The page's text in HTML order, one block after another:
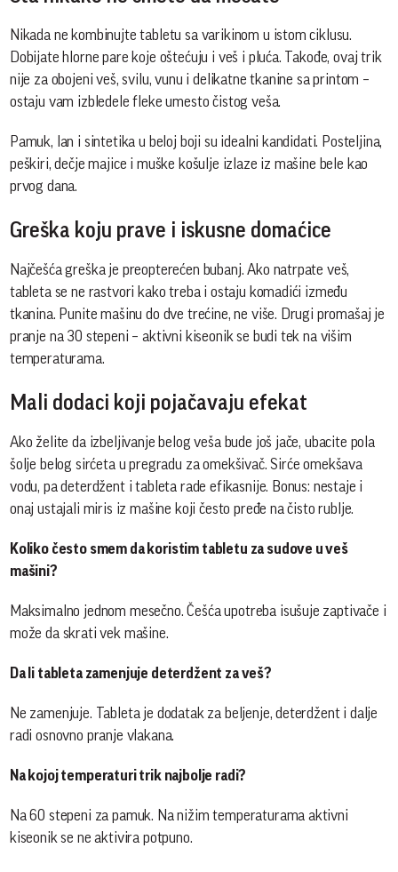
Nikada ne kombinujte tabletu sa varikinom u istom ciklusu.
Dobijate hlorne pare koje oštećuju i veš i pluća. Takođe, ovaj trik
nije za obojeni veš, svilu, vunu i delikatne tkanine sa printom –
ostaju vam izbledele fleke umesto čistog veša.
Pamuk, lan i sintetika u beloj boji su idealni kandidati. Posteljina,
peškiri, dečje majice i muške košulje izlaze iz mašine bele kao
prvog dana.
Greška koju prave i iskusne domaćice
Najčešća greška je preopterećen bubanj. Ako natrpate veš,
tableta se ne rastvori kako treba i ostaju komadići između
tkanina. Punite mašinu do dve trećine, ne više. Drugi promašaj je
pranje na 30 stepeni – aktivni kiseonik se budi tek na višim
temperaturama.
Mali dodaci koji pojačavaju efekat
Ako želite da izbeljivanje belog veša bude još jače, ubacite pola
šolje belog sirćeta u pregradu za omekšivač. Sirće omekšava
vodu, pa deterdžent i tableta rade efikasnije. Bonus: nestaje i
onaj ustajali miris iz mašine koji često pređe na čisto rublje.
Koliko često smem da koristim tabletu za sudove u veš
mašini?
Maksimalno jednom mesečno. Češća upotreba isušuje zaptivače i
može da skrati vek mašine.
Da li tableta zamenjuje deterdžent za veš?
Ne zamenjuje. Tableta je dodatak za beljenje, deterdžent i dalje
radi osnovno pranje vlakana.
Na kojoj temperaturi trik najbolje radi?
Na 60 stepeni za pamuk. Na nižim temperaturama aktivni
kiseonik se ne aktivira potpuno.